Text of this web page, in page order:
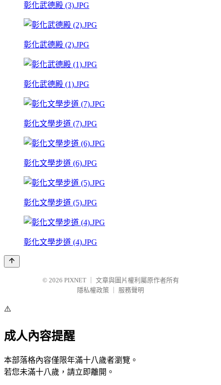
彰化武德殿 (3).JPG
彰化武德殿 (2).JPG
彰化武德殿 (1).JPG
彰化文學步道 (7).JPG
彰化文學步道 (6).JPG
彰化文學步道 (5).JPG
彰化文學步道 (4).JPG
© 2026 PIXNET
文章與圖片權利屬原作者所有
隱私權政策
服務聲明
⚠️
成人內容提醒
本部落格內容僅限年滿十八歲者瀏覽。
若您未滿十八歲，請立即離開。